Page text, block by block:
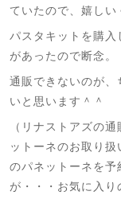
ていたので、嬉しい
パスタキットを購入
があったので断念。
通販できないのが、
いと思います＾＾
（リナストアズの
ットーネのお取り
のパネットーネを予
が・・・お気に入